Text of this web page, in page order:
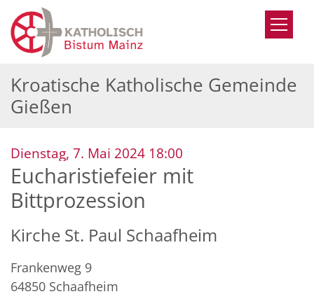
Zum Inhalt springen
Kroatische Katholische Gemeinde
Gießen
Dienstag, 7. Mai 2024 18:00
Eucharistiefeier mit
Bittprozession
Kirche St. Paul Schaafheim
Frankenweg 9
64850 Schaafheim